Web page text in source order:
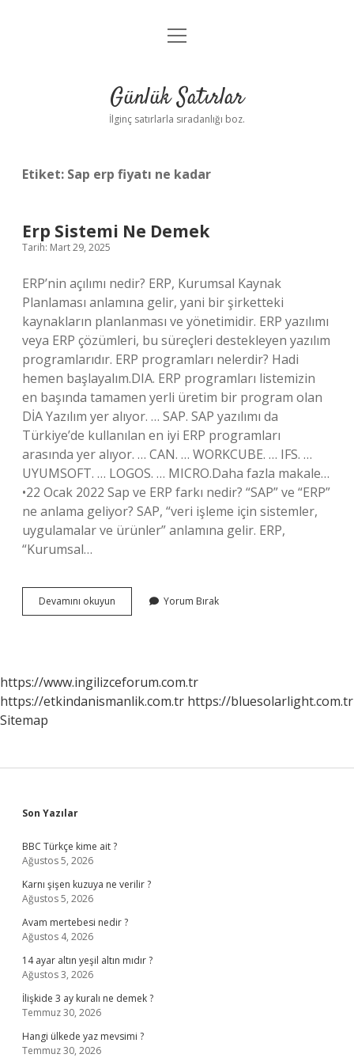
Anasayfa
Yasal Uyarı
menüyü
Günlük Satırlar
İlginç satırlarla sıradanlığı boz.
Etiket: Sap erp fiyatı ne kadar
Erp Sistemi Ne Demek
Tarih: Mart 29, 2025
ERP’nin açılımı nedir? ERP, Kurumsal Kaynak
Planlaması anlamına gelir, yani bir şirketteki
kaynakların planlanması ve yönetimidir. ERP yazılımı
veya ERP çözümleri, bu süreçleri destekleyen yazılım
programlarıdır. ERP programları nelerdir? Hadi
hemen başlayalım.DIA. ERP programları listemizin
en başında tamamen yerli üretim bir program olan
DİA Yazılım yer alıyor. … SAP. SAP yazılımı da
Türkiye’de kullanılan en iyi ERP programları
arasında yer alıyor. … CAN. … WORKCUBE. … IFS. …
UYUMSOFT. … LOGOS. … MICRO.Daha fazla makale…
•22 Ocak 2022 Sap ve ERP farkı nedir? “SAP” ve “ERP”
ne anlama geliyor? SAP, “veri işleme için sistemler,
uygulamalar ve ürünler” anlamına gelir. ERP,
“Kurumsal…
Devamını okuyun
Sistemi
Yorum Bırak
https://www.ingilizceforum.com.tr
https://etkindanismanlik.com.tr https://bluesolarlight.com.tr
Sitemap
Sidebar
Son Yazılar
BBC Türkçe kime ait ?
Ağustos 5, 2026
Karnı şişen kuzuya ne verilir ?
Ağustos 5, 2026
Avam mertebesi nedir ?
Ağustos 4, 2026
14 ayar altın yeşil altın mıdır ?
Ağustos 3, 2026
İlişkide 3 ay kuralı ne demek ?
Temmuz 30, 2026
Hangi ülkede yaz mevsimi ?
Temmuz 30, 2026